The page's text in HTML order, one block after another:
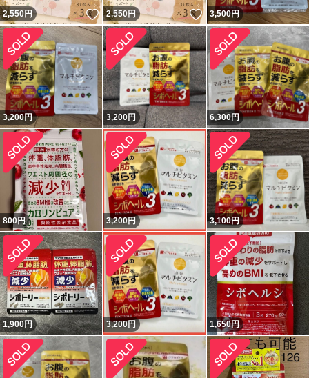
2,550円 いいね！
2,550円 いいね！
3,500円
3,200円 3,200円 6,300円
800円 3,200円 3,100円
1,900円 3,200円 1,650円